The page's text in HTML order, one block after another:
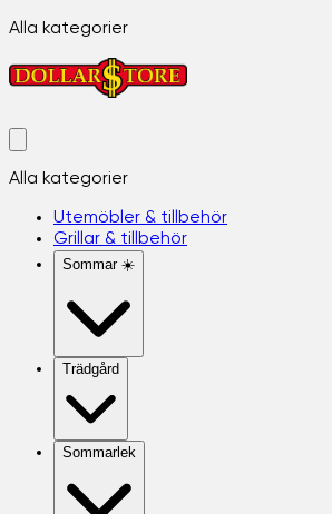
Alla kategorier
Alla kategorier
Utemöbler & tillbehör
Grillar & tillbehör
Sommar ☀️
Trädgård
Sommarlek